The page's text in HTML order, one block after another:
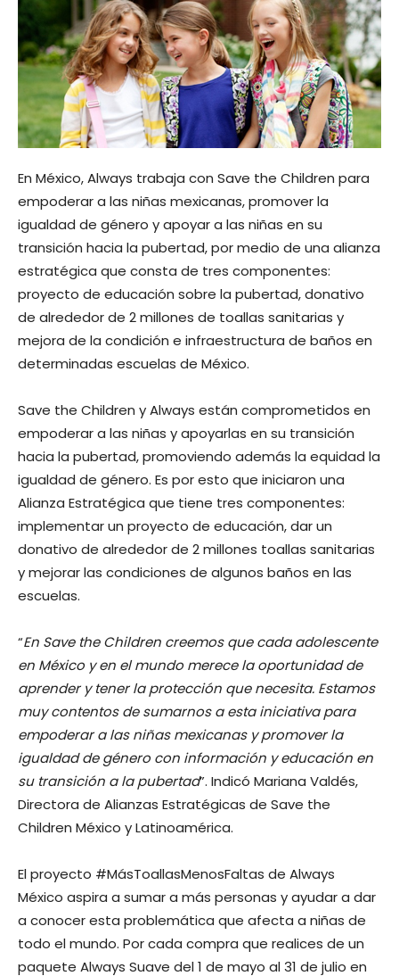
En México, Always trabaja con Save the Children para
empoderar a las niñas mexicanas, promover la
igualdad de género y apoyar a las niñas en su
transición hacia la pubertad, por medio de una alianza
estratégica que consta de tres componentes:
proyecto de educación sobre la pubertad, donativo
de alrededor de 2 millones de toallas sanitarias y
mejora de la condición e infraestructura de baños en
determinadas escuelas de México.
Save the Children y Always están comprometidos en
empoderar a las niñas y apoyarlas en su transición
hacia la pubertad, promoviendo además la equidad la
igualdad de género. Es por esto que iniciaron una
Alianza Estratégica que tiene tres componentes:
implementar un proyecto de educación, dar un
donativo de alrededor de 2 millones toallas sanitarias
y mejorar las condiciones de algunos baños en las
escuelas.
“En Save the Children creemos que cada adolescente
en México y en el mundo merece la oportunidad de
aprender y tener la protección que necesita. Estamos
muy contentos de sumarnos a esta iniciativa para
empoderar a las niñas mexicanas y promover la
igualdad de género con información y educación en
su transición a la pubertad”. Indicó Mariana Valdés,
Directora de Alianzas Estratégicas de Save the
Children México y Latinoamérica.
El proyecto #MásToallasMenosFaltas de Always
México aspira a sumar a más personas y ayudar a dar
a conocer esta problemática que afecta a niñas de
todo el mundo. Por cada compra que realices de un
paquete Always Suave del 1 de mayo al 31 de julio en